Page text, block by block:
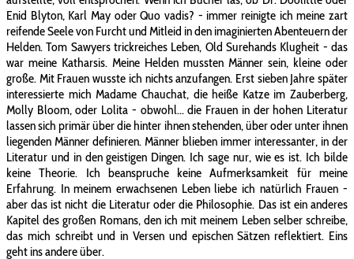
Enid Blyton, Karl May oder Quo vadis? - immer reinigte ich meine zart
reifende Seele von Furcht und Mitleid in den imaginierten Abenteuern der
Helden. Tom Sawyers trickreiches Leben, Old Surehands Klugheit - das
war meine Katharsis. Meine Helden mussten Männer sein, kleine oder
große. Mit Frauen wusste ich nichts anzufangen. Erst sieben Jahre später
interessierte mich Madame Chauchat, die heiße Katze im Zauberberg,
Molly Bloom, oder Lolita - obwohl... die Frauen in der hohen Literatur
lassen sich primär über die hinter ihnen stehenden, über oder unter ihnen
liegenden Männer definieren. Männer blieben immer interessanter, in der
Literatur und in den geistigen Dingen. Ich sage nur, wie es ist. Ich bilde
keine Theorie. Ich beanspruche keine Aufmerksamkeit für meine
Erfahrung. In meinem erwachsenen Leben liebe ich natürlich Frauen -
aber das ist nicht die Literatur oder die Philosophie. Das ist ein anderes
Kapitel des großen Romans, den ich mit meinem Leben selber schreibe,
das mich schreibt und in Versen und epischen Sätzen reflektiert. Eins
geht ins andere über.